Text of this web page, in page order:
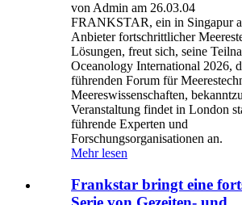
von Admin am 26.03.04
FRANKSTAR, ein in Singapur
Anbieter fortschrittlicher
Lösungen, freut sich, seine
Oceanology International 2026,
führenden Forum für
Meereswissenschaften,
Veranstaltung findet in London
führende Experten und
Forschungsorganisationen an.
Mehr lesen
Frankstar bringt eine